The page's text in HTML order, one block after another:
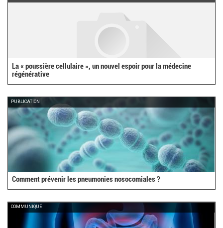
La « poussière cellulaire », un nouvel espoir pour la médecine
régénérative
PUBLICATION
Comment prévenir les pneumonies nosocomiales ?
COMMUNIQUÉ